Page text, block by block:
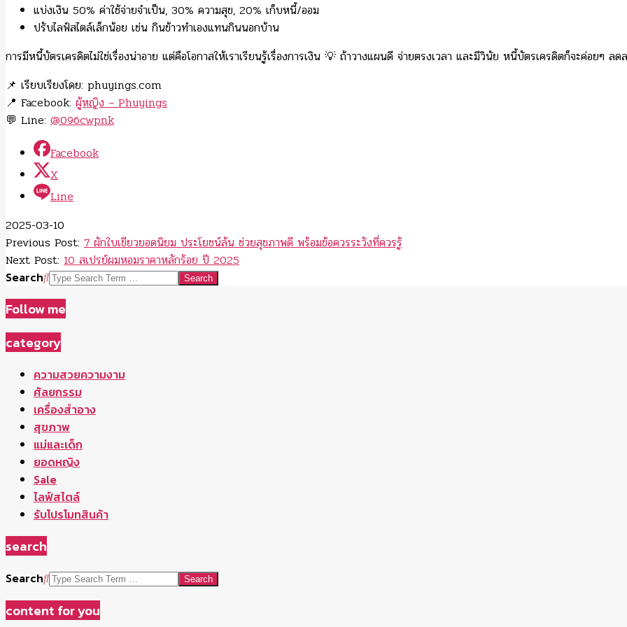
แบ่งเงิน 50% ค่าใช้จ่ายจำเป็น, 30% ความสุข, 20% เก็บหนี้/ออม
ปรับไลฟ์สไตล์เล็กน้อย เช่น กินข้าวทำเองแทนกินนอกบ้าน
การมีหนี้บัตรเครดิตไม่ใช่เรื่องน่าอาย แต่คือโอกาสให้เราเรียนรู้เรื่องการเงิน 💡 ถ้าวางแผนดี จ่ายตรงเวลา และมีวินัย หนี้บัตรเครดิตก็จะค่อยๆ ลด
📌 เรียบเรียงโดย: phuyings.com
📍 Facebook: ผู้หญิง – Phuyings
💬 Line: @096cwpnk
Facebook
X
Line
2025-03-10
Previous Post: 7 ผักใบเขียวยอดนิยม ประโยชน์ล้น ช่วยสุขภาพดี พร้อมข้อควรระวังที่ควรรู้
Next Post: 10 สเปรย์ผมหอมราคาหลักร้อย ปี 2025
Search
Follow me
category
ความสวยความงาม
ศัลยกรรม
เครื่องสำอาง
สุขภาพ
แม่และเด็ก
ยอดหญิง
Sale
ไลฟ์สไตล์
รับโปรโมทสินค้า
search
Search
content for you